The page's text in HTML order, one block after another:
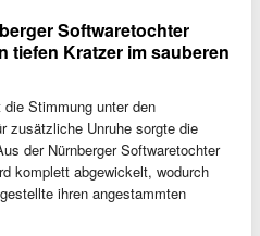
Softwaretochter
tiefen Kratzer im sauberen
Stimmung unter den
zusätzliche Unruhe sorgte die
der Nürnberger Softwaretochter
komplett abgewickelt, wodurch
ihren angestammten